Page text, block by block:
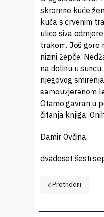
skromne kuće
kuća s crvenim
ulice siva
trakom. Još gore
nizini žepče.
na dolinu u
njegovog
samouvjerenom
Otamo gavran u
čitanja knjiga.
Damir Ovčina
dvadeset šesti
Prethodni članak:
Prethodni